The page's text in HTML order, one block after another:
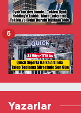
6
Yazarlar